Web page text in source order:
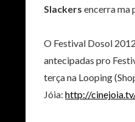
Slackers encerra ma
O Festival Dosol
antecipadas pro
terça na Looping
Jóia: http://